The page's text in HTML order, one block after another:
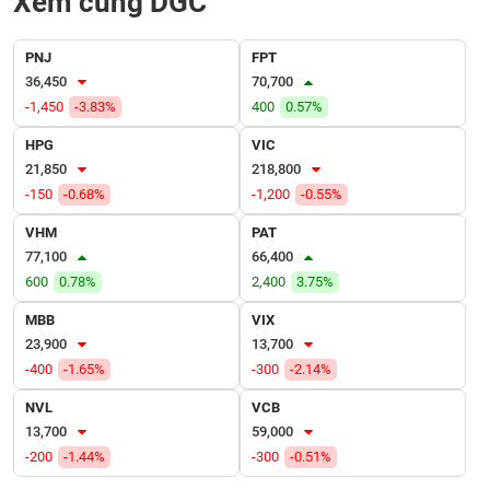
PNJ
36,450
-1,450
-3.83%
FPT
70,700
400
0.57%
HPG
21,850
-150
-0.68%
VIC
218,800
-1,200
-0.55%
VHM
77,100
600
0.78%
PAT
66,400
2,400
3.75%
MBB
23,900
-400
-1.65%
VIX
13,700
-300
-2.14%
NVL
13,700
-200
-1.44%
VCB
59,000
-300
-0.51%
VỤ
THÔNG
TIỆN
ÍCH
BẤT
ĐỘNG
SẢN
chứng
khoán
(-)